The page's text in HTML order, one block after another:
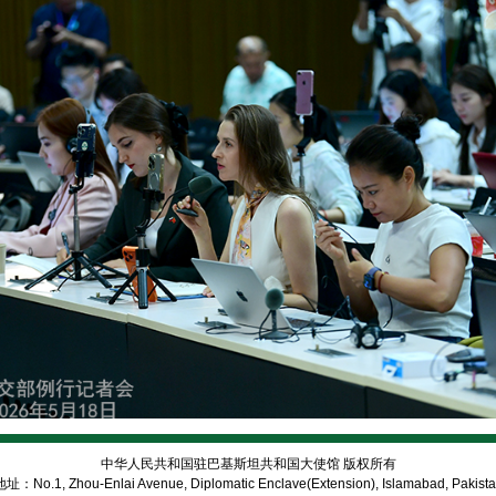
中华人民共和国驻巴基斯坦共和国大使馆 版权所有
址：No.1, Zhou-Enlai Avenue, Diplomatic Enclave(Extension), Islamabad,